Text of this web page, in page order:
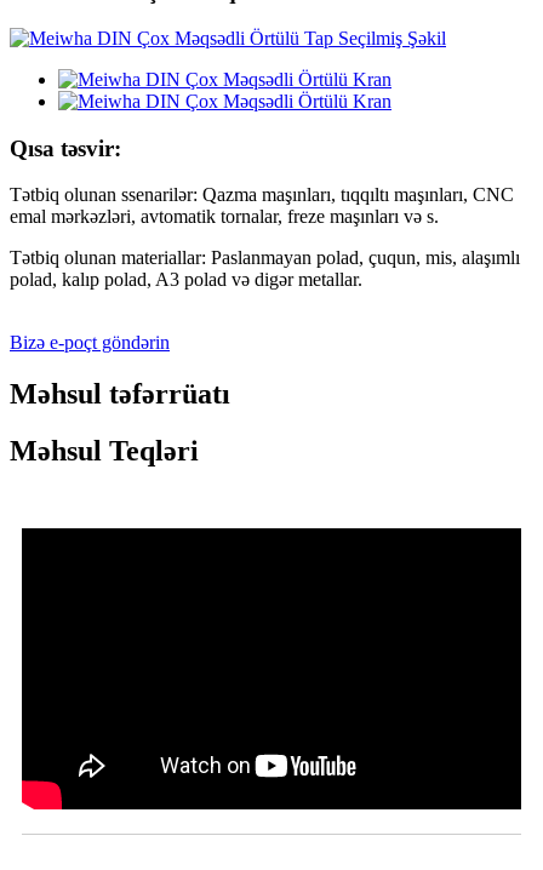
Qısa təsvir:
Tətbiq olunan ssenarilər: Qazma maşınları, tıqqıltı maşınları, CNC
emal mərkəzləri, avtomatik tornalar, freze maşınları və s.
Tətbiq olunan materiallar: Paslanmayan polad, çuqun, mis, alaşımlı
polad, kalıp polad, A3 polad və digər metallar.
Bizə e-poçt göndərin
Məhsul təfərrüatı
Məhsul Teqləri